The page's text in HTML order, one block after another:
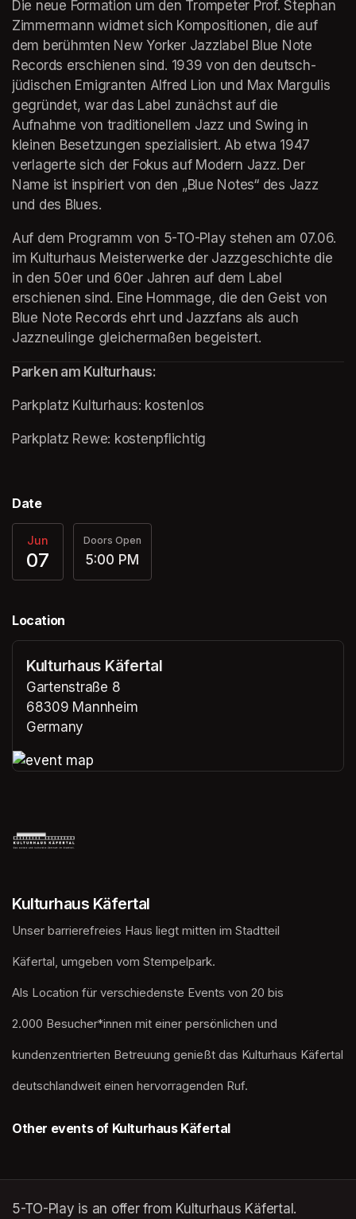
Die neue Formation um den Trompeter Prof. Stephan
Zimmermann widmet sich Kompositionen, die auf
dem berühmten New Yorker Jazzlabel Blue Note
Records erschienen sind. 1939 von den deutsch-
jüdischen Emigranten Alfred Lion und Max Margulis
gegründet, war das Label zunächst auf die
Aufnahme von traditionellem Jazz und Swing in
kleinen Besetzungen spezialisiert. Ab etwa 1947
verlagerte sich der Fokus auf Modern Jazz. Der
Name ist inspiriert von den „Blue Notes“ des Jazz
und des Blues.
Auf dem Programm von 5-TO-Play stehen am 07.06.
im Kulturhaus Meisterwerke der Jazzgeschichte die
in den 50er und 60er Jahren auf dem Label
erschienen sind. Eine Hommage, die den Geist von
Blue Note Records ehrt und Jazzfans als auch
Jazzneulinge gleichermaßen begeistert.
Parken am Kulturhaus:
Parkplatz Kulturhaus: kostenlos
(opens in a new tab)
Parkplatz Rewe: kostenpflichtig
Date
Jun
07
Doors Open
5:00 PM
Location
Kulturhaus Käfertal
Gartenstraße 8
68309 Mannheim
Germany
Kulturhaus Käfertal
Unser barrierefreies Haus liegt mitten im Stadtteil
Käfertal, umgeben vom Stempelpark.
Als Location für verschiedenste Events von 20 bis
2.000 Besucher*innen mit einer persönlichen und
kundenzentrierten Betreuung genießt das Kulturhaus Käfertal
deutschlandweit einen hervorragenden Ruf.
Other events of Kulturhaus Käfertal
5-TO-Play is an offer from Kulturhaus Käfertal.